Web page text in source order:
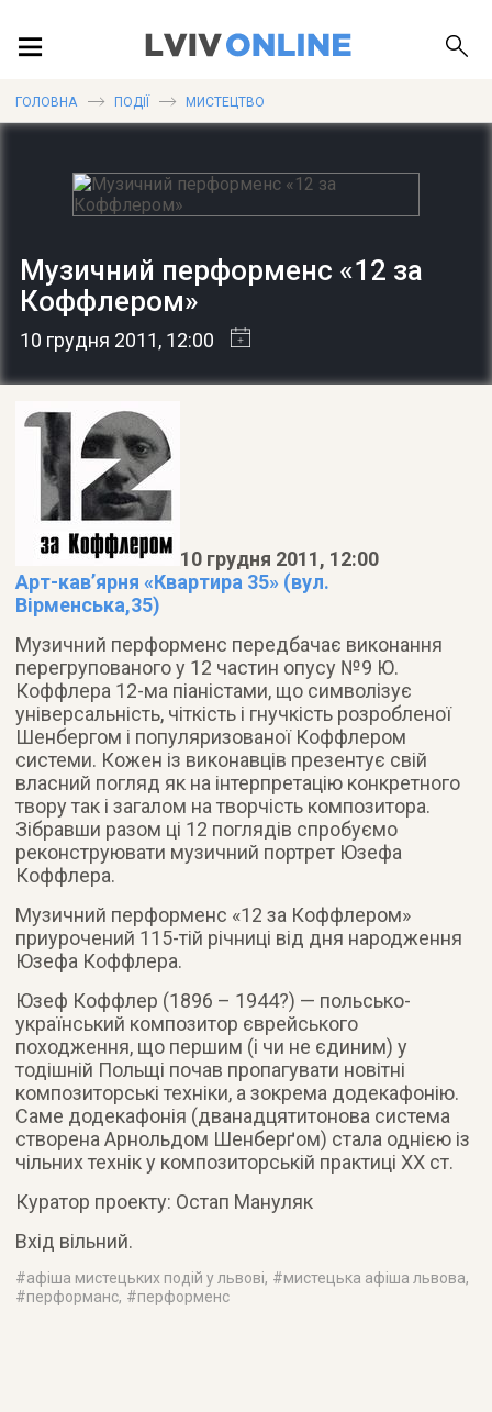
ПУБЛІКАЦІЇ
ДОВІДКА
ГОЛОВНА ПОДІЇ МИСТЕЦТВО
Музичний перформенс «12 за
Коффлером»
10 грудня 2011, 12:00
10 грудня 2011, 12:00
Арт-кав’ярня «Квартира 35» (вул.
Вірменська,35)
Музичний перформенс передбачає виконання
перегрупованого у 12 частин опусу №9 Ю.
Коффлера 12-ма піаністами, що символізує
універсальність, чіткість і гнучкість розробленої
Шенбергом і популяризованої Коффлером
системи. Кожен із виконавців презентує свій
власний погляд як на інтерпретацію конкретного
твору так і загалом на творчість композитора.
Зібравши разом ці 12 поглядів спробуємо
реконструювати музичний портрет Юзефа
Коффлера.
Музичний перформенс «12 за Коффлером»
приурочений 115-тій річниці від дня народження
Юзефа Коффлера.
Юзеф Коффлер (1896 – 1944?) — польсько-
український композитор єврейського
походження, що першим (і чи не єдиним) у
тодішній Польщі почав пропагувати новітні
композиторські техніки, а зокрема додекафонію.
Саме додекафонія (дванадцятитонова система
створена Арнольдом Шенберґом) стала однією із
чільних технік у композиторській практиці ХХ ст.
Куратор проекту: Остап Мануляк
Вхід вільний.
#афіша мистецьких подій у львові, #мистецька афіша львова,
#перформанс, #перформенс